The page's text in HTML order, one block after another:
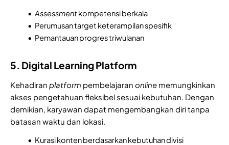
Assessmentkompetensi berkala
Perumusan target keterampilan spesifik
Pemantauan progres triwulanan
5. Digital Learning Platform
Kehadiran platform pembelajaran online memungkinkan
akses pengetahuan fleksibel sesuai kebutuhan. Dengan
demikian, karyawan dapat mengembangkan diri tanpa
batasan waktu dan lokasi.
Kurasi konten berdasarkan kebutuhan divisi